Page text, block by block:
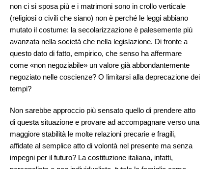
non ci si sposa più e i matrimoni sono in crollo verticale
(religiosi o civili che siano) non è perché le leggi abbiano
mutato il costume: la secolarizzazione è palesemente più
avanzata nella società che nella legislazione. Di fronte a
questo dato di fatto, empirico, che senso ha affermare
come «non negoziabile» un valore già abbondantemente
negoziato nelle coscienze? O limitarsi alla deprecazione dei
tempi?
Non sarebbe approccio più sensato quello di prendere atto
di questa situazione e provare ad accompagnare verso una
maggiore stabilità le molte relazioni precarie e fragili,
affidate al semplice atto di volontà nel presente ma senza
impegni per il futuro? La costituzione italiana, infatti,